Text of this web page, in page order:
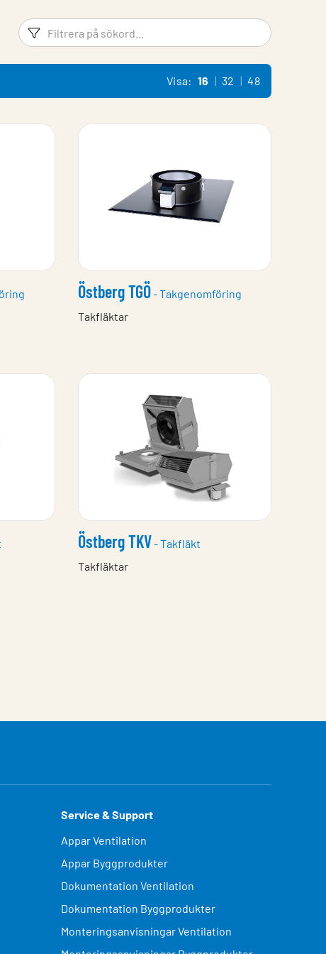
Filtreringsord Filtrera
Visa: 16 32 48
Östberg TGÖ- Takgenomföring
Takfläktar
Östberg TKV- Takfläkt
Takfläktar
Service & Support
Appar Ventilation
Appar Byggprodukter
Dokumentation Ventilation
Dokumentation Byggprodukter
Monteringsanvisningar Ventilation